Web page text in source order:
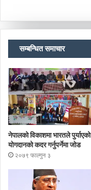
सम्बन्धित समाचार
नेपालको विकाशमा भारतले पुर्याएको
योगदानको कदर गर्नुपर्नेमा जोड
२०७९ फाल्गुन ३